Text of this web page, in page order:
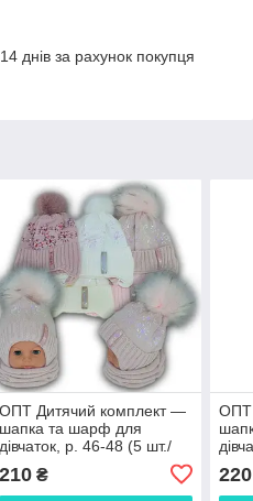
днів за рахунок покупця
ОПТ Дитячий комплект —
шапка та шарф для
дівчаток, р. 46-48 (5 шт./
210₴
ОПТ
220